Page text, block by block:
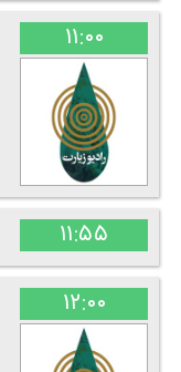
۱۱:۰۰
۱۱:۵۵
۱۲:۰۰